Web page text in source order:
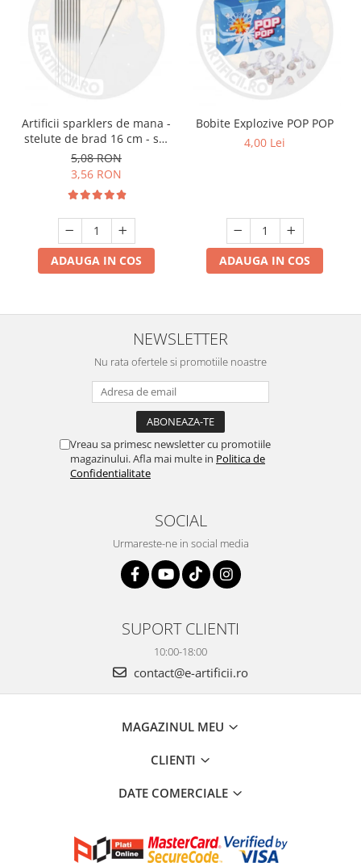
Artificii sparklers de mana -
stelute de brad 16 cm - set
10 buc
5,08 RON
3,56 RON
ADAUGA IN COS
Bobite Explozive POP POP
4,00 Lei
ADAUGA IN COS
NEWSLETTER
Nu rata ofertele si promotiile noastre
Vreau sa primesc newsletter cu promotiile
magazinului. Afla mai multe in Politica de
Confidentialitate
SOCIAL
Urmareste-ne in social media
SUPORT CLIENTI
10:00-18:00
contact@e-artificii.ro
MAGAZINUL MEU
CLIENTI
DATE COMERCIALE